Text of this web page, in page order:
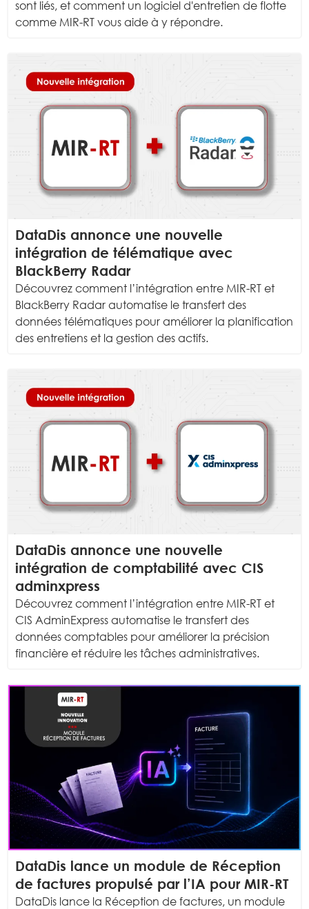
sont liés, et comment un logiciel d'entretien de flotte
comme MIR-RT vous aide à y répondre.
DataDis annonce une nouvelle
intégration de télématique avec
BlackBerry Radar
Découvrez comment l’intégration entre MIR-RT et
BlackBerry Radar automatise le transfert des
données télématiques pour améliorer la planification
des entretiens et la gestion des actifs.
DataDis annonce une nouvelle
intégration de comptabilité avec CIS
adminxpress
Découvrez comment l’intégration entre MIR-RT et
CIS AdminExpress automatise le transfert des
données comptables pour améliorer la précision
financière et réduire les tâches administratives.
DataDis lance un module de Réception
de factures propulsé par l’IA pour MIR-RT
DataDis lance la Réception de factures, un module